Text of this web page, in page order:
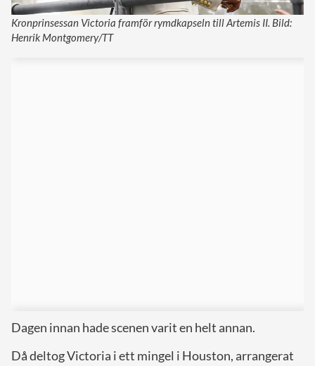
Kronprinsessan Victoria framför rymdkapseln till Artemis II. Bild:
Henrik Montgomery/TT
Dagen innan hade scenen varit en helt annan.
Då deltog Victoria i ett mingel i Houston, arrangerat